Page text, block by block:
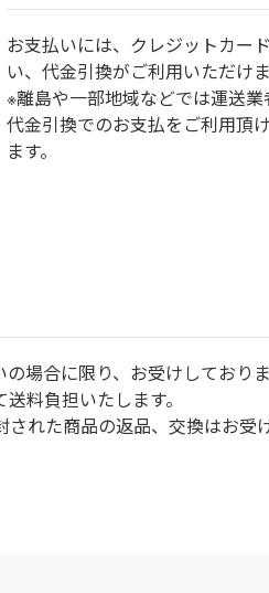
お⽀払いには、クレジットカー
い、代金引換がご利用いただけま
※離島や一部地域などでは運送業
代金引換でのお支払をご利用頂
ます。
場合に限り、お受けしており
料負担いたします。
れた商品の返品、交換はお受